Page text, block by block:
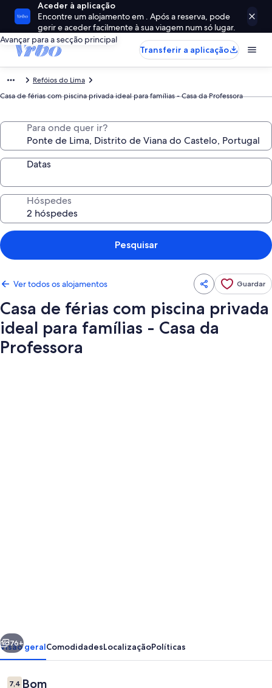
Aceder à aplicação
Encontre um alojamento em . Após a reserva, pode
gerir e aceder facilmente à sua viagem num só lugar.
Avançar para a secção principal
Transferir a aplicação
Refóios do Lima
Casa de férias com piscina privada ideal para famílias - Casa da Professora
Para onde quer ir?
Datas
Hóspedes
Pesquisar
Ver todos os alojamentos Guardar
Casa de férias com piscina privada
ideal para famílias - Casa da
Professora
piscina
privada
ideal
Seguinte
76+
Visão geralComodidadesLocalizaçãoPolíticas
Avaliações
7,4 Bom